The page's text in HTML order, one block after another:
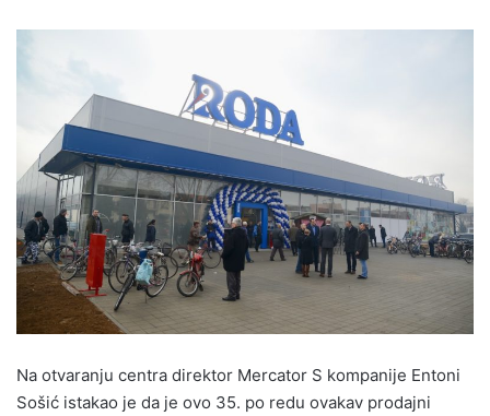
Na otvaranju centra direktor Mercator S kompanije Entoni
Sošić istakao je da je ovo 35. po redu ovakav prodajni